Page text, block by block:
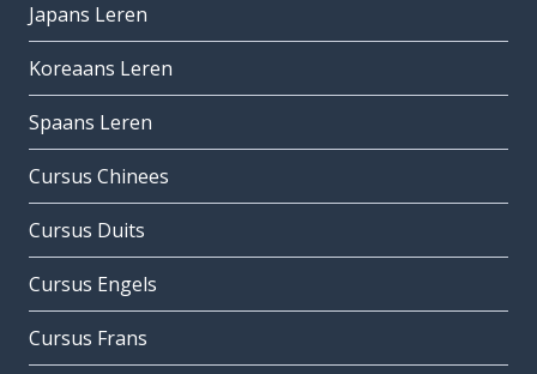
Japans Leren
Koreaans Leren
Spaans Leren
Cursus Chinees
Cursus Duits
Cursus Engels
Cursus Frans